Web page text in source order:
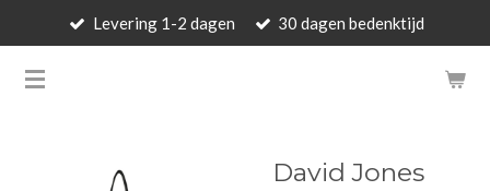
naar
BARBARA'S WALLET -
Levering 1-2 dagen 30 dagen bedenktijd
David Jones